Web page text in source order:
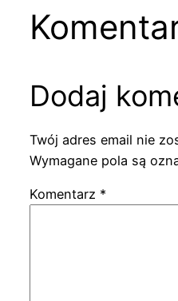
Dodaj
Twój adres email nie
Wymagane pola są
Komentarz *